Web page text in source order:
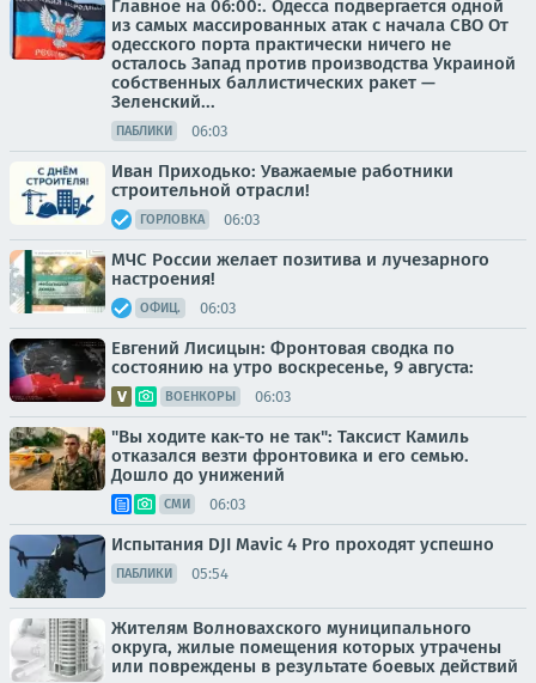
Главное на 06:00:. Одесса подвергается одной
из самых массированных атак с начала СВО От
одесского порта практически ничего не
осталось Запад против производства Украиной
собственных баллистических ракет —
Зеленский...
ПАБЛИКИ 06:03
Иван Приходько: Уважаемые работники
строительной отрасли!
ГОРЛОВКА 06:03
МЧС России желает позитива и лучезарного
настроения!
ОФИЦ. 06:03
Евгений Лисицын: Фронтовая сводка по
состоянию на утро воскресенье, 9 августа:
ВОЕНКОРЫ 06:03
"Вы ходите как-то не так": Таксист Камиль
отказался везти фронтовика и его семью.
Дошло до унижений
СМИ 06:03
Испытания DJI Mavic 4 Pro проходят успешно
ПАБЛИКИ 05:54
Жителям Волновахского муниципального
округа, жилые помещения которых утрачены
или повреждены в результате боевых действий